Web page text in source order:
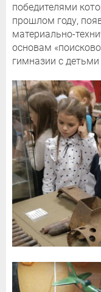
победителями
прошлом году,
материально-
основам
гимназии с